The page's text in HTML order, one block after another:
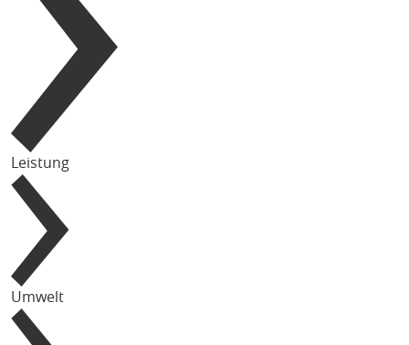
Leistung
Umwelt